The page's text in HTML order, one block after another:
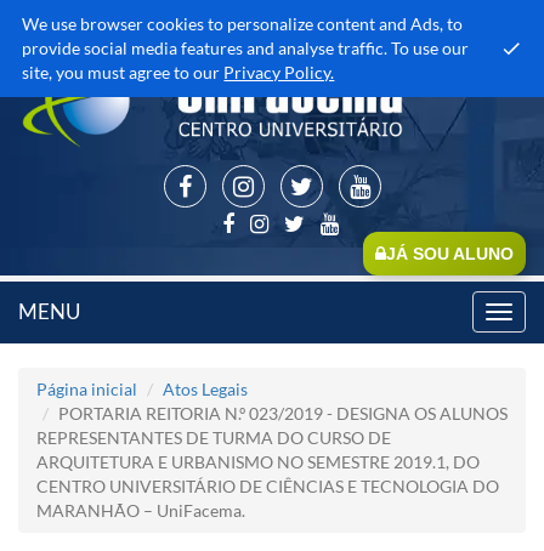
We use browser cookies to personalize content and Ads, to
provide social media features and analyse traffic. To use our
site, you must agree to our Privacy Policy.
JÁ SOU ALUNO
MENU
Página inicial
Atos Legais
PORTARIA REITORIA N.º 023/2019 - DESIGNA OS ALUNOS
REPRESENTANTES DE TURMA DO CURSO DE
ARQUITETURA E URBANISMO NO SEMESTRE 2019.1, DO
CENTRO UNIVERSITÁRIO DE CIÊNCIAS E TECNOLOGIA DO
MARANHÃO – UniFacema.